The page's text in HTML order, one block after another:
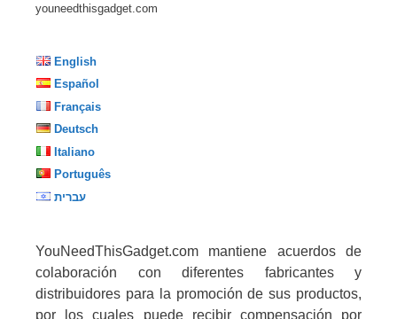
youneedthisgadget.com
English
Español
Français
Deutsch
Italiano
Português
עברית
YouNeedThisGadget.com mantiene acuerdos de
colaboración con diferentes fabricantes y
distribuidores para la promoción de sus productos,
por los cuales puede recibir compensación por